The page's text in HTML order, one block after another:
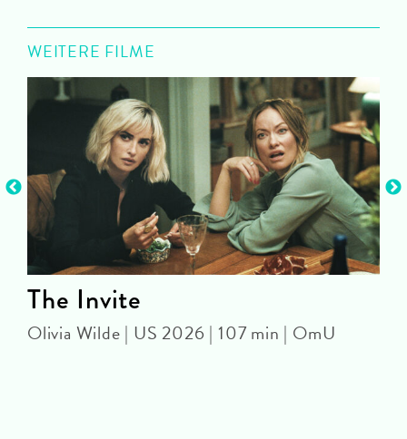
WEITERE FILME
The Invite
Olivia Wilde | US 2026 | 107 min | OmU